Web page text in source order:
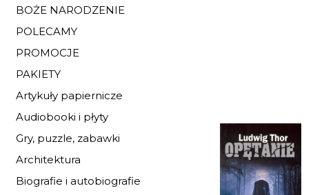
BOŻE NARODZENIE
POLECAMY
PROMOCJE
PAKIETY
Artykuły papiernicze
Audiobooki i płyty
Gry, puzzle, zabawki
Architektura
Biografie i autobiografie